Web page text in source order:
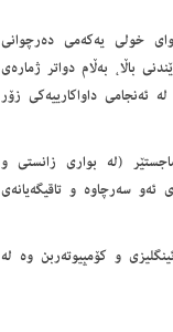
(١٩٩٦)ەوە دەستی پێکرد لە دوای خولی یەکەمی دەرچوانی
باڵا، بەڵام دواتر ژمارەی
ئەنجامی داواکارییەکی زۆر
(لە بواری زانستی و
ئەو سەرچاوە و تاقیگەیانەی
و کۆمپیوتەربن وە لە